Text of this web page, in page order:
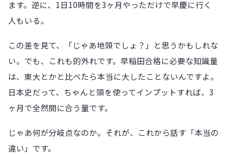
ます。逆に、1日10時間を3ヶ月やっただけで早慶に行く
人もいる。
この差を見て、「じゃあ地頭でしょ？」と思うかもしれな
い。でも、これも的外れです。早稲田合格に必要な知識量
は、東大とかと比べたら本当に大したことないんですよ。
日本史だって、ちゃんと頭を使ってインプットすれば、3
ヶ月で全然間に合う量です。
じゃあ何が分岐点なのか。それが、これから話す「本当の
違い」です。